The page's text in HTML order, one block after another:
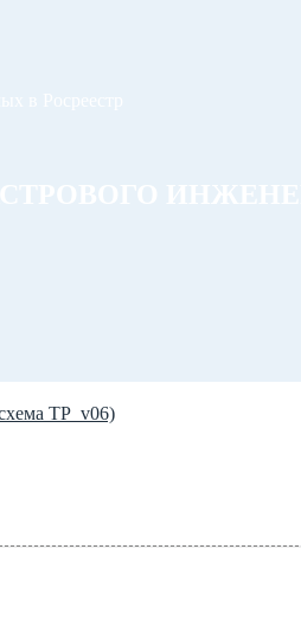
TP_v06)